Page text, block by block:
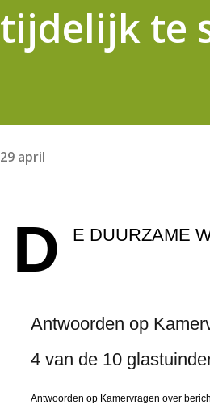
tijdelijk te
29 april
D E DUURZAME
Antwoorden op
4 van de 10
Antwoorden op Kamervragen over